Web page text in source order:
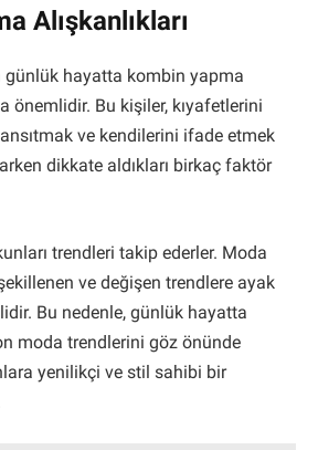
Alışkanlıkları
günlük hayatta kombin yapma
önemlidir. Bu kişiler, kıyafetlerini
ve kendilerini ifade etmek
dikkate aldıkları birkaç faktör
trendleri takip ederler. Moda
ve değişen trendlere ayak
Bu nedenle, günlük hayatta
moda trendlerini göz önünde
yenilikçi ve stil sahibi bir